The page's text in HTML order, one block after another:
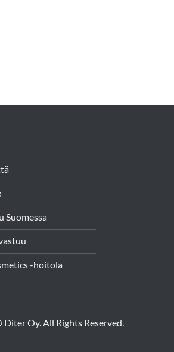
Suomessa
-hoitola
Diter Oy. All Rights Reserved.